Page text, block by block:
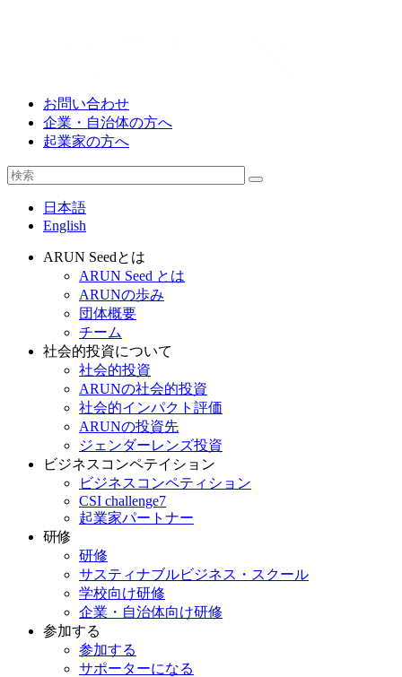
お問い合わせ
企業・自治体の方へ
起業家の方へ
日本語
English
ARUN Seedとは
ARUN Seed とは
ARUNの歩み
団体概要
チーム
社会的投資について
社会的投資
ARUNの社会的投資
社会的インパクト評価
ARUNの投資先
ジェンダーレンズ投資
ビジネスコンペテイション
ビジネスコンペティション
CSI challenge7
起業家パートナー
研修
研修
サスティナブルビジネス・スクール
学校向け研修
企業・自治体向け研修
参加する
参加する
サポーターになる